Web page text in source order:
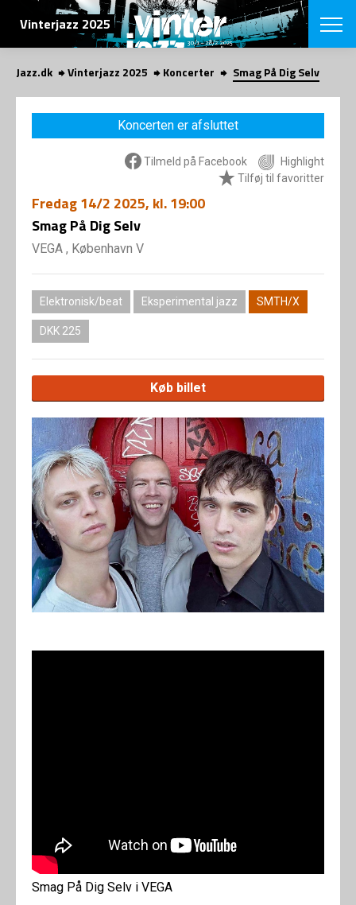
SØG
Vinterjazz 2025
English
VÆLG
COPENHAGEN
VINTERJAZZ
Temaer
LOCATIONS
Om
Om fonden
Om
Jazz.dk Vinterjazz 2025 Koncerter Smag På Dig Selv
Koncerten er afsluttet
Tilmeld på Facebook
Highlight
Tilføj til favoritter
Fredag14/2 2025, kl. 19:00
Smag På Dig Selv
VEGA , København V
Elektronisk/beat Eksperimental jazz SMTH/X
DKK 225
Køb billet
Smag På Dig Selv i VEGA